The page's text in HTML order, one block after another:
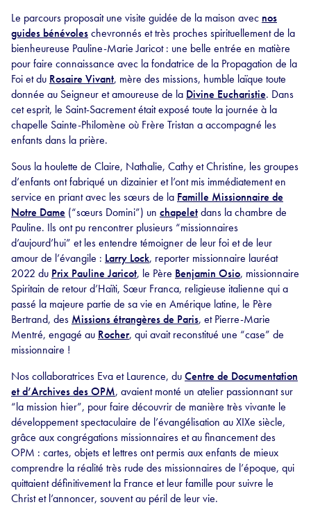
Le parcours proposait une visite guidée de la maison avec nos
guides bénévoleschevronnés et très proches spirituellement de la
bienheureuse Pauline-Marie Jaricot : une belle entrée en matière
pour faire connaissance avec la fondatrice de la Propagation de la
Foi et du Rosaire Vivant, mère des missions, humble laïque toute
donnée au Seigneur et amoureuse de la Divine Eucharistie. Dans
cet esprit, le Saint-Sacrement était exposé toute la journée à la
chapelle Sainte-Philomène où Frère Tristan a accompagné les
enfants dans la prière.
Sous la houlette de Claire, Nathalie, Cathy et Christine, les groupes
d’enfants ont fabriqué un dizainier et l’ont mis immédiatement en
service en priant avec les sœurs de la Famille Missionnaire de
Notre Dame (“sœurs Domini”) un chapeletdans la chambre de
Pauline. Ils ont pu rencontrer plusieurs “missionnaires
d’aujourd’hui” et les entendre témoigner de leur foi et de leur
amour de l’évangile : Larry Lock, reporter missionnaire lauréat
2022 du Prix Pauline Jaricot, le Père Benjamin Osio, missionnaire
Spiritain de retour d’Haïti, Sœur Franca, religieuse italienne qui a
passé la majeure partie de sa vie en Amérique latine, le Père
Bertrand, des Missions étrangères de Paris, et Pierre-Marie
Mentré, engagé au Rocher, qui avait reconstitué une “case” de
missionnaire !
Nos collaboratrices Eva et Laurence, duCentre de Documentation
et d’Archives des OPM, avaient monté un atelier passionnant sur
“la mission hier”, pour faire découvrir de manière très vivante le
développement spectaculaire de l’évangélisation au XIXe siècle,
grâce aux congrégations missionnaires et au financement des
OPM : cartes, objets et lettres ont permis aux enfants de mieux
comprendre la réalité très rude des missionnaires de l’époque, qui
quittaient définitivement la France et leur famille pour suivre le
Christ et l’annoncer, souvent au péril de leur vie.